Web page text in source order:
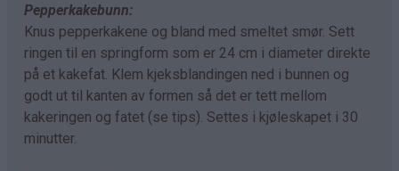
Pepperkakebunn:
Knus pepperkakene og bland med smeltet smør. Sett
ringen til en springform som er 24 cm i diameter direkte
på et kakefat. Klem kjeksblandingen ned i bunnen og
godt ut til kanten av formen så det er tett mellom
kakeringen og fatet (se tips). Settes i kjøleskapet i 30
minutter.